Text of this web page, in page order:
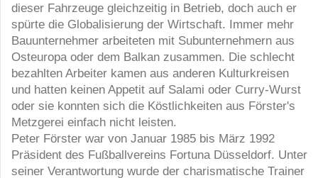
dieser Fahrzeuge gleichzeitig in Betrieb, doch auch er
spürte die Globalisierung der Wirtschaft. Immer mehr
Bauunternehmer arbeiteten mit Subunternehmern aus
Osteuropa oder dem Balkan zusammen. Die schlecht
bezahlten Arbeiter kamen aus anderen Kulturkreisen
und hatten keinen Appetit auf Salami oder Curry-Wurst
oder sie konnten sich die Köstlichkeiten aus Förster's
Metzgerei einfach nicht leisten.
Peter Förster war von Januar 1985 bis März 1992
Präsident des Fußballvereins Fortuna Düsseldorf. Unter
seiner Verantwortung wurde der charismatische Trainer